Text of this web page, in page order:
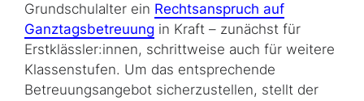
Grundschulalter ein Rechtsanspruch auf
Ganztagsbetreuung in Kraft – zunächst für
Erstklässler:innen, schrittweise auch für weitere
Klassenstufen. Um das entsprechende
Betreuungsangebot sicherzustellen, stellt der